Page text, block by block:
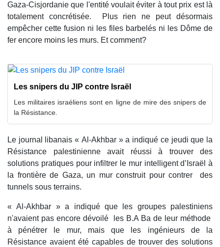
Gaza-Cisjordanie que l'entité voulait éviter à tout prix est là
totalement concrétisée. Plus rien ne peut désormais
empêcher cette fusion ni les files barbelés ni les Dôme de
fer encore moins les murs. Et comment?
Les snipers du JIP contre Israël
Les militaires israéliens sont en ligne de mire des snipers de
la Résistance.
Le journal libanais « Al-Akhbar » a indiqué ce jeudi que la
Résistance palestinienne avait réussi à trouver des
solutions pratiques pour infiltrer le mur intelligent d’Israël à
la frontière de Gaza, un mur construit pour contrer des
tunnels sous terrains.
« Al-Akhbar » a indiqué que les groupes palestiniens
n'avaient pas encore dévoilé les B.A Ba de leur méthode
à pénétrer le mur, mais que les ingénieurs de la
Résistance avaient été capables de trouver des solutions